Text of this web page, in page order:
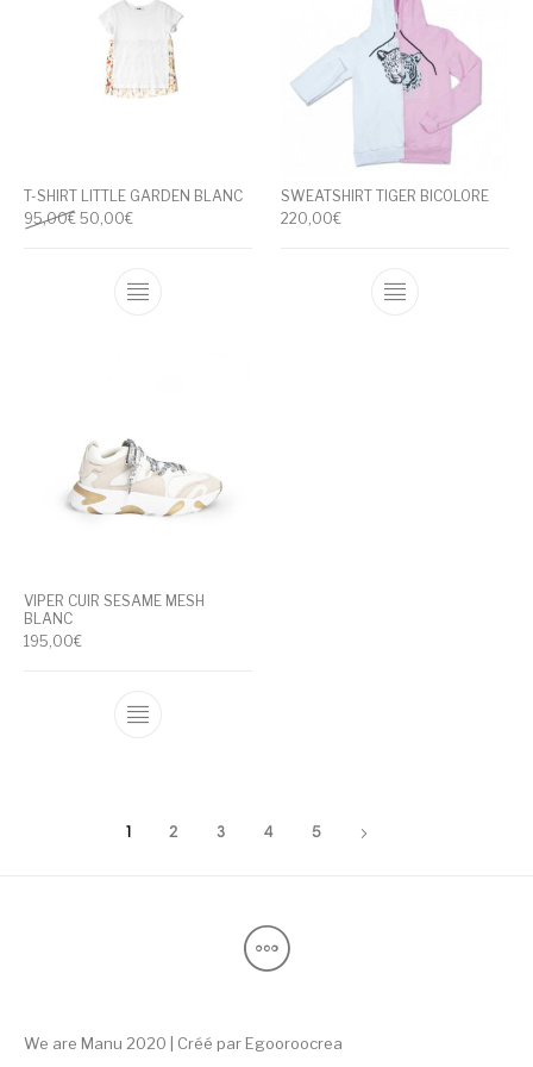
T-SHIRT LITTLE GARDEN BLANC
95,00€ Le prix initial était : 95,00€.
50,00€Le prix actuel est : 50,00€.
Ce produit a plusieurs variations. Les
SWEATSHIRT TIGER BICOLORE
220,00€
Ce produit a
VIPER CUIR SESAME MESH
BLANC
195,00€
Ce produit a plusieurs variations. Les
1 2 3 4 5
We are Manu 2020 | Créé par Egooroocrea